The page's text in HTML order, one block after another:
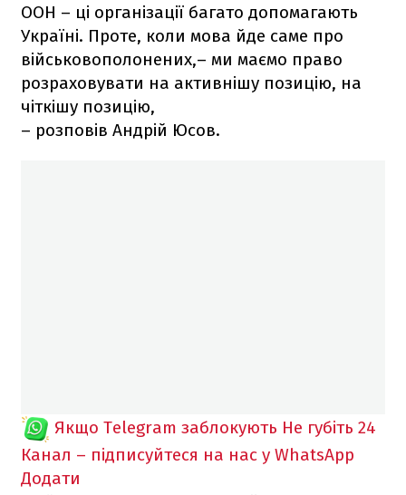
ООН – ці організації багато допомагають
Україні. Проте, коли мова йде саме про
військовополонених,– ми маємо право
розраховувати на активнішу позицію, на
чіткішу позицію,
– розповів Андрій Юсов.
Якщо Telegram заблокують Не губіть 24
Канал – підписуйтеся на нас у WhatsApp
Додати